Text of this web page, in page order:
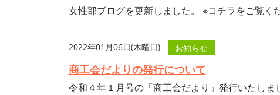
女性部ブログを更新しました。 ※コチラをご覧
2022年01月06日(木曜日) お知らせ
商工会だよりの発行について
令和４年１月号の「商工会だより」発行いたし